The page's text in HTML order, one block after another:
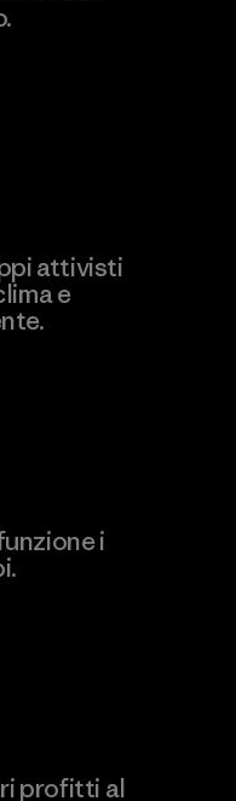
attivisti
e
i
profitti al